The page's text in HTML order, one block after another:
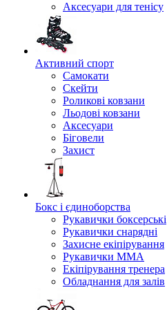
Аксесуари для тенісу
Активний спорт
Самокати
Скейти
Роликові ковзани
Льодові ковзани
Аксесуари
Біговели
Захист
Бокс і єдиноборства
Рукавички боксерські
Рукавички снарядні
Захисне екіпірування
Рукавички ММА
Екіпірування тренера
Обладнання для залів